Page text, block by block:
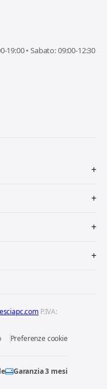
19:00 • Sabato: 09:00-12:30
P.IVA:
Preferenze cookie
Garanzia 3 mesi